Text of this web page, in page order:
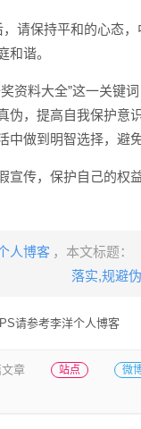
请保持平和的心态
和谐。
资料大全”这一关键
伪，提高自我保护意
中做到明智选择，避
宣传，保护自己的权
人博客 ，本文标题：
落实​,规避
请参考李洋个人博客
文章 站点 微